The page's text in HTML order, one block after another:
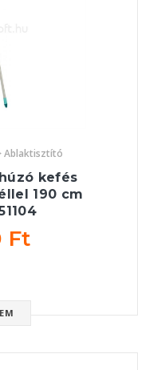
Ablaktisztító
kefés
190 cm
Ft